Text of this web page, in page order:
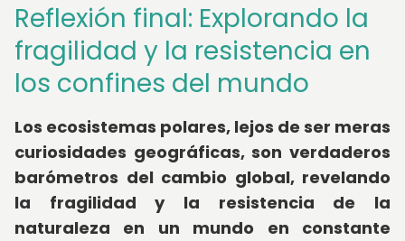
Reflexión final: Explorando la
fragilidad y la resistencia en
los confines del mundo
Los ecosistemas polares, lejos de ser meras
curiosidades geográficas, son verdaderos
barómetros del cambio global, revelando
la fragilidad y la resistencia de la
naturaleza en un mundo en constante